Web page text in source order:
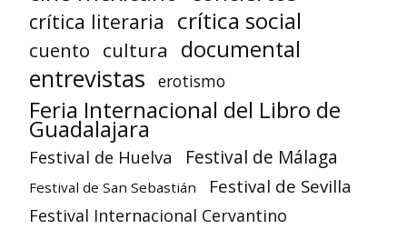
crítica literaria crítica social
cuento cultura documental
entrevistas erotismo
Feria Internacional del Libro de
Guadalajara
Festival de Huelva Festival de Málaga
Festival de San Sebastián Festival de Sevilla
Festival Internacional Cervantino